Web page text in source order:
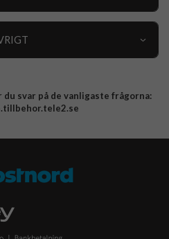
svar på de vanligaste frågorna: